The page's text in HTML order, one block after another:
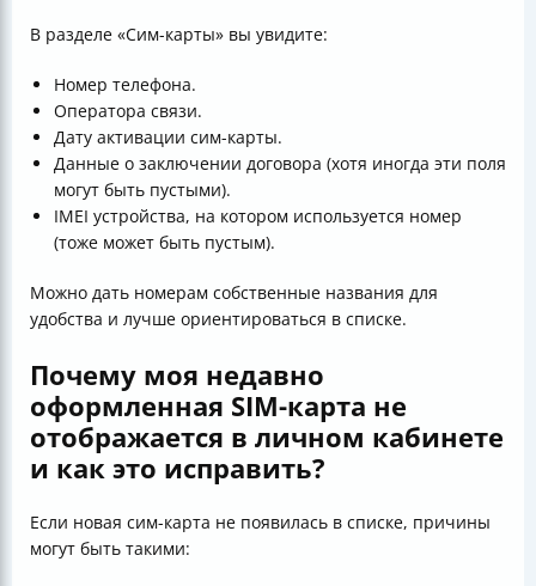
В разделе «Сим-карты» вы увидите:
Номер телефона.
Оператора связи.
Дату активации сим-карты.
Данные о заключении договора (хотя иногда эти поля
могут быть пустыми).
IMEI устройства, на котором используется номер
(тоже может быть пустым).
Можно дать номерам собственные названия для
удобства и лучше ориентироваться в списке.
Почему моя недавно
оформленная SIM-карта не
отображается в личном кабинете
и как это исправить?
Если новая сим-карта не появилась в списке, причины
могут быть такими: